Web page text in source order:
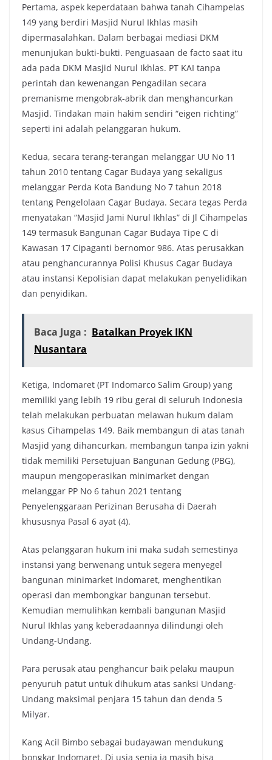
Pertama, aspek keperdataan bahwa tanah Cihampelas
149 yang berdiri Masjid Nurul Ikhlas masih
dipermasalahkan. Dalam berbagai mediasi DKM
menunjukan bukti-bukti. Penguasaan de facto saat itu
ada pada DKM Masjid Nurul Ikhlas. PT KAI tanpa
perintah dan kewenangan Pengadilan secara
premanisme mengobrak-abrik dan menghancurkan
Masjid. Tindakan main hakim sendiri “eigen richting”
seperti ini adalah pelanggaran hukum.
Kedua, secara terang-terangan melanggar UU No 11
tahun 2010 tentang Cagar Budaya yang sekaligus
melanggar Perda Kota Bandung No 7 tahun 2018
tentang Pengelolaan Cagar Budaya. Secara tegas Perda
menyatakan “Masjid Jami Nurul Ikhlas” di Jl Cihampelas
149 termasuk Bangunan Cagar Budaya Tipe C di
Kawasan 17 Cipaganti bernomor 986. Atas perusakkan
atau penghancurannya Polisi Khusus Cagar Budaya
atau instansi Kepolisian dapat melakukan penyelidikan
dan penyidikan.
Baca Juga : Batalkan Proyek IKN
Nusantara
Ketiga, Indomaret (PT Indomarco Salim Group) yang
memiliki yang lebih 19 ribu gerai di seluruh Indonesia
telah melakukan perbuatan melawan hukum dalam
kasus Cihampelas 149. Baik membangun di atas tanah
Masjid yang dihancurkan, membangun tanpa izin yakni
tidak memiliki Persetujuan Bangunan Gedung (PBG),
maupun mengoperasikan minimarket dengan
melanggar PP No 6 tahun 2021 tentang
Penyelenggaraan Perizinan Berusaha di Daerah
khususnya Pasal 6 ayat (4).
Atas pelanggaran hukum ini maka sudah semestinya
instansi yang berwenang untuk segera menyegel
bangunan minimarket Indomaret, menghentikan
operasi dan membongkar bangunan tersebut.
Kemudian memulihkan kembali bangunan Masjid
Nurul Ikhlas yang keberadaannya dilindungi oleh
Undang-Undang.
Para perusak atau penghancur baik pelaku maupun
penyuruh patut untuk dihukum atas sanksi Undang-
Undang maksimal penjara 15 tahun dan denda 5
Milyar.
Kang Acil Bimbo sebagai budayawan mendukung
bongkar Indomaret. Di usia senja ia masih bisa